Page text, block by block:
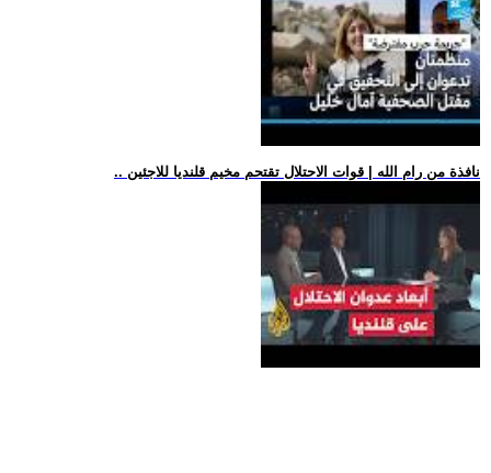
.. نافذة من رام الله | قوات الاحتلال تقتحم مخيم قلنديا للاجئين